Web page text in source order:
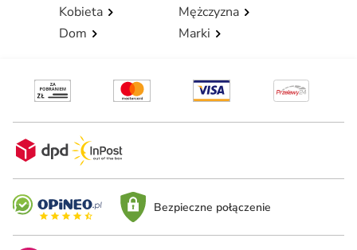
Kobieta
Mężczyzna
Dom
Marki
Bezpieczne połączenie